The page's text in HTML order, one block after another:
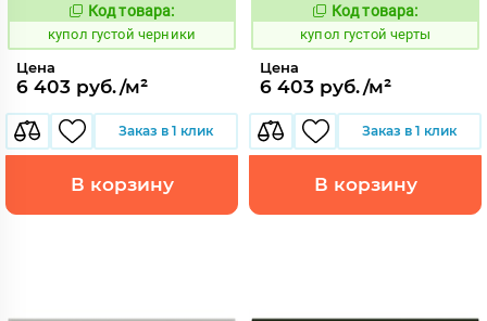
846744
Код товара:
купол густой черники
Цена
6 403 руб./м²
Заказ в 1 клик
В корзину
846745
Код товара:
купол густой черты
Цена
6 403 руб./м²
Заказ в 1 клик
В корзину